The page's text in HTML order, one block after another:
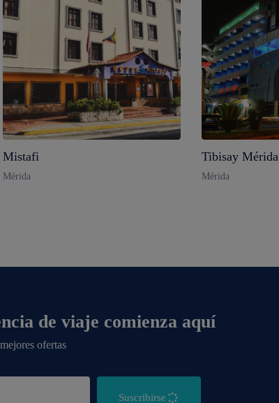
Mistafi
Mérida
Tibisay Mérida
Mérida
de viaje comienza aquí
ofertas
Suscribirse